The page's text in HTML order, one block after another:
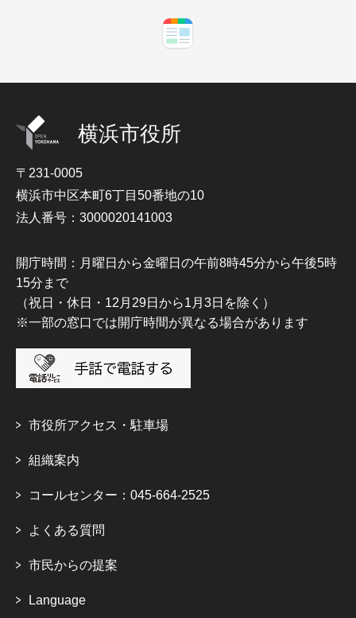
横浜市役所
〒231-0005
横浜市中区本町6丁目50番地の10
法人番号：3000020141003
開庁時間：月曜日から金曜日の午前8時45分から午後5時
15分まで
（祝日・休日・12月29日から1月3日を除く）
※一部の窓口では開庁時間が異なる場合があります
市役所アクセス・駐車場
組織案内
コールセンター：045-664-2525
よくある質問
市民からの提案
Language